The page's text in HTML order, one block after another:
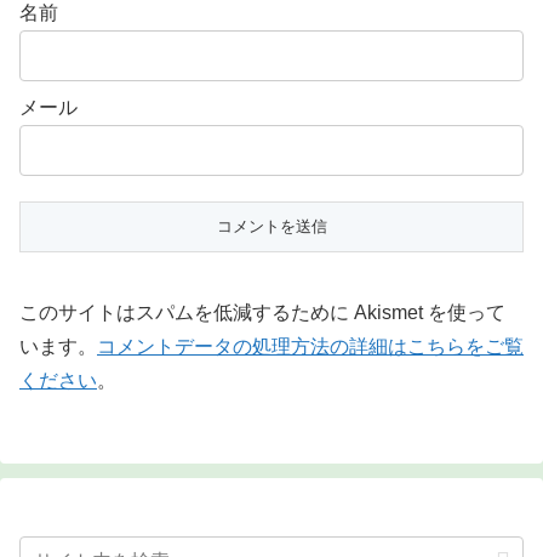
名前
メール
このサイトはスパムを低減するために Akismet を使って
います。
コメントデータの処理方法の詳細はこちらをご覧
ください。